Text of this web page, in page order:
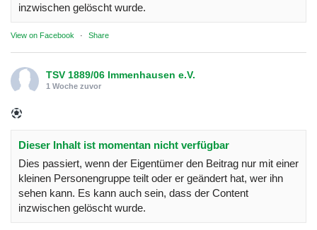
inzwischen gelöscht wurde.
View on Facebook · Share
TSV 1889/06 Immenhausen e.V.
1 Woche zuvor
Dieser Inhalt ist momentan nicht verfügbar
Dies passiert, wenn der Eigentümer den Beitrag nur mit einer
kleinen Personengruppe teilt oder er geändert hat, wer ihn
sehen kann. Es kann auch sein, dass der Content
inzwischen gelöscht wurde.